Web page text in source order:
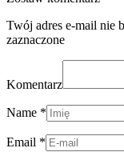
Twój adres e-mail nie
zaznaczone
Komentarz
Name *
Email *